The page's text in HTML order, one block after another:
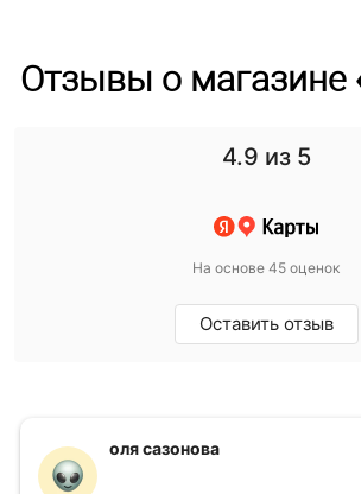
Отзывы о магазине
4.9 из 5
На основе 45 оценок
Оставить отзыв
оля сазонова